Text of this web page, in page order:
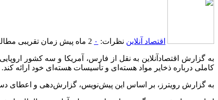
اقتصاد آنلاین نظرات: ۰ 2 ماه پیش زمان تقریبی مطالعه: 1
به گزارش اقتصادآنلاین به نقل از فارس، آمریکا و سه کشور
کاملی درباره ذخایر مواد هسته‌ای و تأسیسات هسته‌ای خود ارائه کند.
به گزارش رویترز، بر اساس این پیش‌نویس، گزارش‌دهی و اعطای